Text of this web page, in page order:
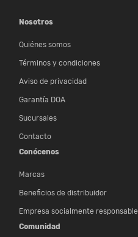
Nosotros
Quiénes somos
Términos y condiciones
Aviso de privacidad
Garantía DOA
Sucursales
Contacto
Conócenos
Marcas
Beneficios de distribuidor
Empresa socialmente responsable
Comunidad